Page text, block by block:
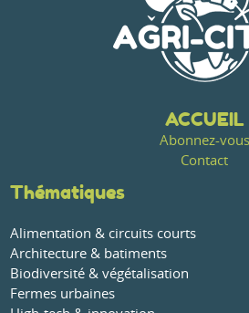
ACCUEIL
Abonnez-vous
Contact
Thématiques
Alimentation & circuits courts
Architecture & batiments
Biodiversité & végétalisation
Fermes urbaines